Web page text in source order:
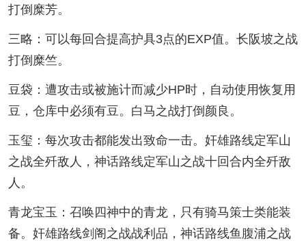
打倒糜芳。
三略：可以每回合提高护具3点的EXP值。长阪坡之战
打倒糜竺。
豆袋：遭攻击或被施计而减少HP时，自动使用恢复用
豆，仓库中必须有豆。白马之战打倒颜良。
玉玺：每次攻击都能发出致命一击。奸雄路线定军山
之战全歼敌人，神话路线定军山之战十回合内全歼敌
人。
青龙宝玉：召唤四神中的青龙，只有骑马策士类能装
备。奸雄路线剑阁之战战利品，神话路线鱼腹浦之战